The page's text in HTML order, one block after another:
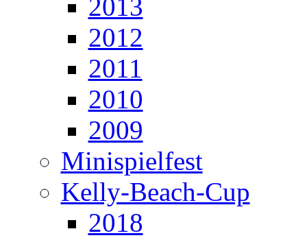
2013
2012
2011
2010
2009
Minispielfest
Kelly-Beach-Cup
2018